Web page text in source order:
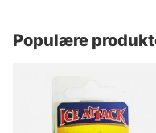
Populære